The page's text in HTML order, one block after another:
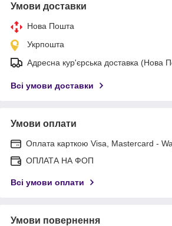
Умови доставки
Нова Пошта
Укрпошта
Адресна кур'єрська доставка (Нова
Всі умови доставки
Умови оплати
Оплата карткою Visa, Mastercard -
ОПЛАТА НА ФОП
Всі умови оплати
Умови повернення